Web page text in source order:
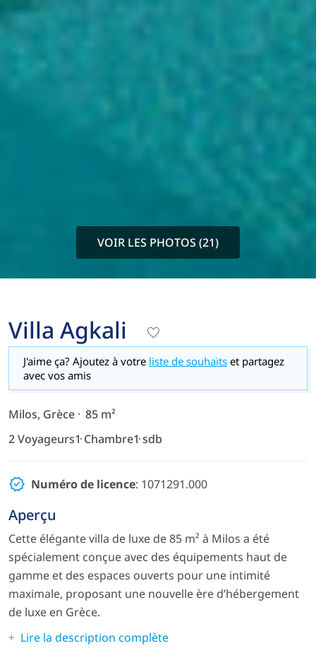
VOIR LES PHOTOS (21)
Villa Agkali
J'aime ça? Ajoutez à votre liste de souhaits et partagez
avec vos amis
Milos, Grèce
85 m²
2 Voyageurs1 Chambre1 sdb
Numéro de licence: 1071291.000
Aperçu
Cette élégante villa de luxe de 85 m² à Milos a été
spécialement conçue avec des équipements haut de
gamme et des espaces ouverts pour une intimité
maximale, proposant une nouvelle ère d’hébergement
de luxe en Grèce.
Lire la description complète